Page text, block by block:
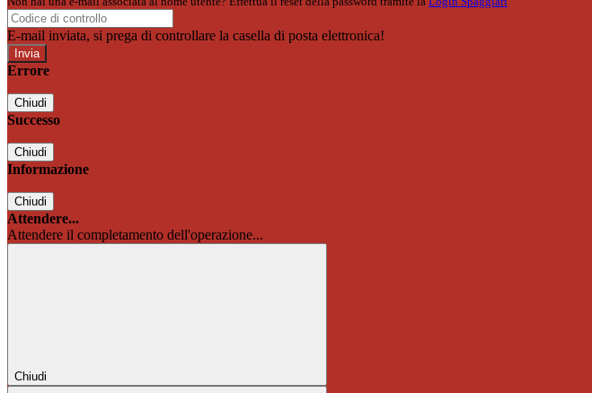
E-mail inviata, si prega di controllare la casella di posta elettronica!
Errore
Chiudi
Successo
Chiudi
Informazione
Chiudi
Attendere...
Attendere il completamento dell'operazione...
Chiudi